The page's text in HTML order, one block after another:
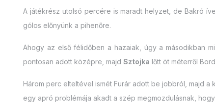
A játékrész utolsó percére is maradt helyzet, de Bakró
gólos előnyünk a pihenőre.
Ahogy az első félidőben a hazaiak, úgy a másodikban
pontosan adott középre, majd Sztojka lőtt öt méterről
Három perc elteltével ismét Furár adott be jobbról, majd
egy apró problémája akadt a szép megmozdulásnak,